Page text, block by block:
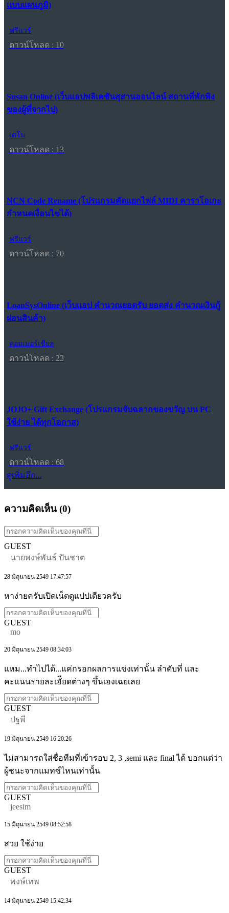
แบบแผนภูมิ)
ฟรีแวร์
ดาวน์โหลด : 10
Susan Online (เว็บแอปพลิเคชันสุสานออนไลน์ สถานที่พักพิง
ของผู้ที่จากไป)
เดโม
ดาวน์โหลด : 13
NCN Code Rename (โปรแกรมคัดแยกไฟล์ MIDI คาราโอเกะ
กำหนดเงื่อนไขได้)
ฟรีแวร์
ดาวน์โหลด : 70
LoanSysOnline (เว็บแอป คำนวณยอดรับ ยอดส่ง คำนวณเงินกู้
ผ่อนสินค้า)
คอมเมอร์เชียล
ดาวน์โหลด : 23
JOJO+ Gift Exchange (โปรแกรมจับฉลากของขวัญ บน PC
ใช้ง่าย ได้ทุกโอกาส)
ฟรีแวร์
ดาวน์โหลด : 68
ดูเพิ่มอีก...
ความคิดเห็น (0)
GUEST
นายพงษ์พันธ์ ปันชาต
28 มิถุนายน 2549 17:47:57
หาง่ายครับเปิดเน็ตดูแปปเดียวครับ
GUEST
mo
20 มิถุนายน 2549 08:34:03
แหม...ทำไปได้...แค่กรอกผลการแข่งเท่านั้น ลำดับที่ และ
คะแนนรายละเอัียดต่างๆ ขึ้นเองเฉยเลย
GUEST
ปฐพี
19 มิถุนายน 2549 16:20:26
ไม่สามารถใส่ชื่อทีมที่เข้ารอบ 2, 3 ,semi และ final ได้ บอกแต่ว่า
ผู้ชนะจากแมทซ์ไหนเท่านั้น
GUEST
jeesim
15 มิถุนายน 2549 08:52:58
สวย ใช้ง่าย
GUEST
พงษ์เทพ
14 มิถุนายน 2549 15:42:34